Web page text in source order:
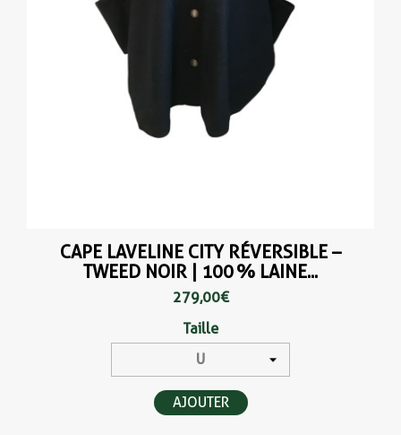
CAPE LAVELINE CITY RÉVERSIBLE –
TWEED NOIR | 100 % LAINE...
279,00 €
Taille
AJOUTER